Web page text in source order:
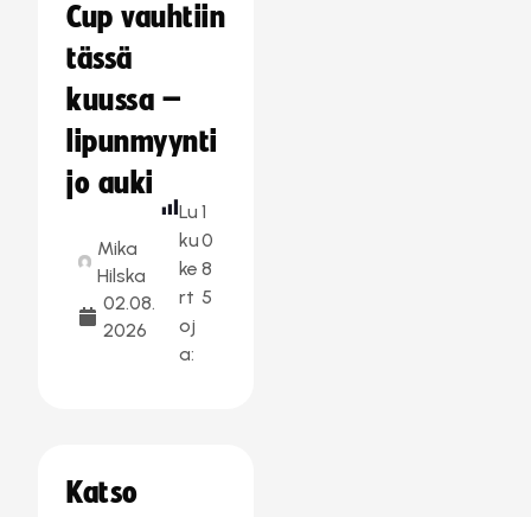
Cup vauhtiin
tässä
kuussa –
lipunmyynti
jo auki
Mika
Hilska
02.08.
2026
Lu
ku
ke
rt
oj
a:
1
0
8
5
Katso